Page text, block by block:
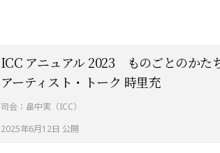
ICC アニュアル 2023 ものごとのかた
アーティスト・トーク 時里充
司会：畠中実（ICC）
2025年6月12日 公開